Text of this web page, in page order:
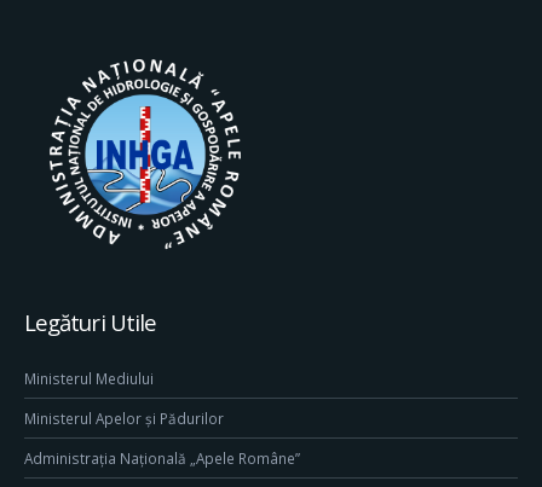
Legături Utile
Ministerul Mediului
Ministerul Apelor și Pădurilor
Administrația Națională „Apele Române”